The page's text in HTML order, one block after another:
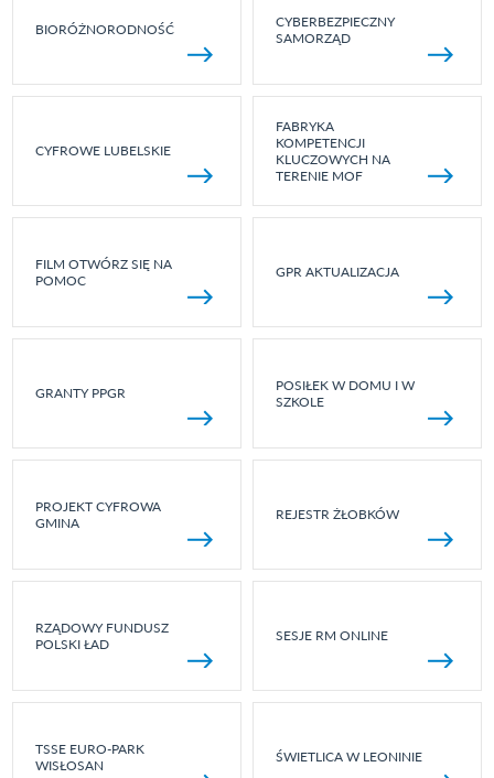
BIORÓŻNORODNOŚĆ
CYBERBEZPIECZNY
SAMORZĄD
CYFROWE LUBELSKIE
FABRYKA
KOMPETENCJI
KLUCZOWYCH NA
TERENIE MOF
FILM OTWÓRZ SIĘ NA
POMOC
GPR AKTUALIZACJA
GRANTY PPGR
POSIŁEK W DOMU I W
SZKOLE
PROJEKT CYFROWA
GMINA
REJESTR ŻŁOBKÓW
RZĄDOWY FUNDUSZ
POLSKI ŁAD
SESJE RM ONLINE
TSSE EURO-PARK
WISŁOSAN
ŚWIETLICA W LEONINIE